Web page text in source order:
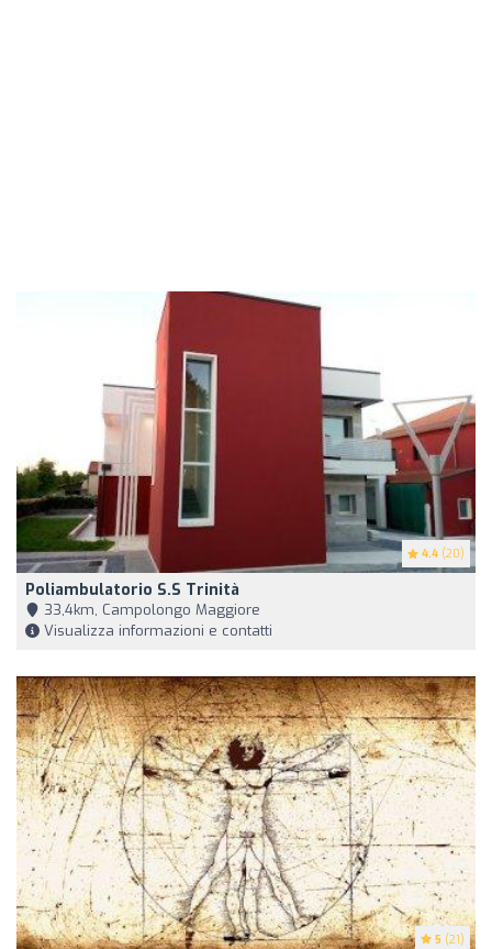
4.4 (20)
Poliambulatorio S.S Trinità
33,4km, Campolongo Maggiore
Visualizza informazioni e contatti
5 (21)